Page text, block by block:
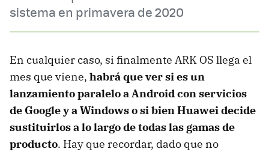
sistema en primavera de 2020
En cualquier caso, si finalmente ARK OS llega el
mes que viene, habrá que ver si es un
lanzamiento paralelo a Android con servicios
de Google y a Windows o si bien Huawei decide
sustituirlos a lo largo de todas las gamas de
producto. Hay que recordar, dado que no